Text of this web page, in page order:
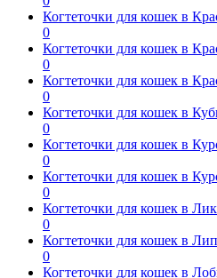
Когтеточки для кошек в
0
Когтеточки для кошек в
0
Когтеточки для кошек в
0
Когтеточки для кошек в
0
Когтеточки для кошек в
0
Когтеточки для кошек в
0
Когтеточки для кошек в
0
Когтеточки для кошек в
0
Когтеточки для кошек в